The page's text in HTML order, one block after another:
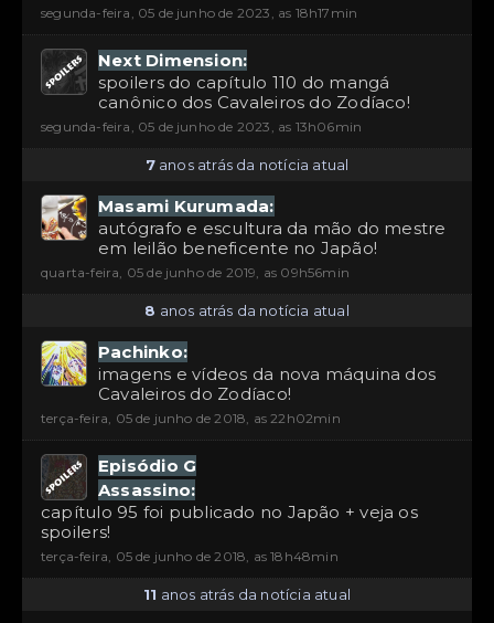
segunda-feira, 05 de junho de 2023, as 18h17min
Next Dimension:
spoilers do capítulo 110 do mangá
canônico dos Cavaleiros do Zodíaco!
segunda-feira, 05 de junho de 2023, as 13h06min
7anos atrás da notícia atual
Masami Kurumada:
autógrafo e escultura da mão do mestre
em leilão beneficente no Japão!
quarta-feira, 05 de junho de 2019, as 09h56min
8 anos atrás da notícia atual
Pachinko:
imagens e vídeos da nova máquina dos
Cavaleiros do Zodíaco!
terça-feira, 05 de junho de 2018, as 22h02min
Episódio G
Assassino:
capítulo 95 foi publicado no Japão + veja os
spoilers!
terça-feira, 05 de junho de 2018, as 18h48min
11 anos atrás da notícia atual